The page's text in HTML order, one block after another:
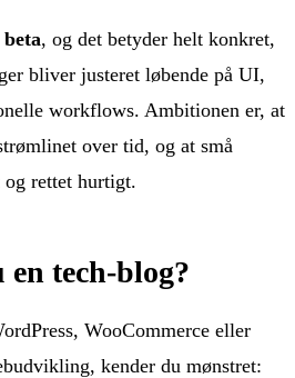
beta, og det betyder helt konkret,
bliver justeret løbende på UI,
workflows. Ambitionen er, at
over tid, og at små
rettet hurtigt.
tech-blog?
WooCommerce eller
kender du mønstret: